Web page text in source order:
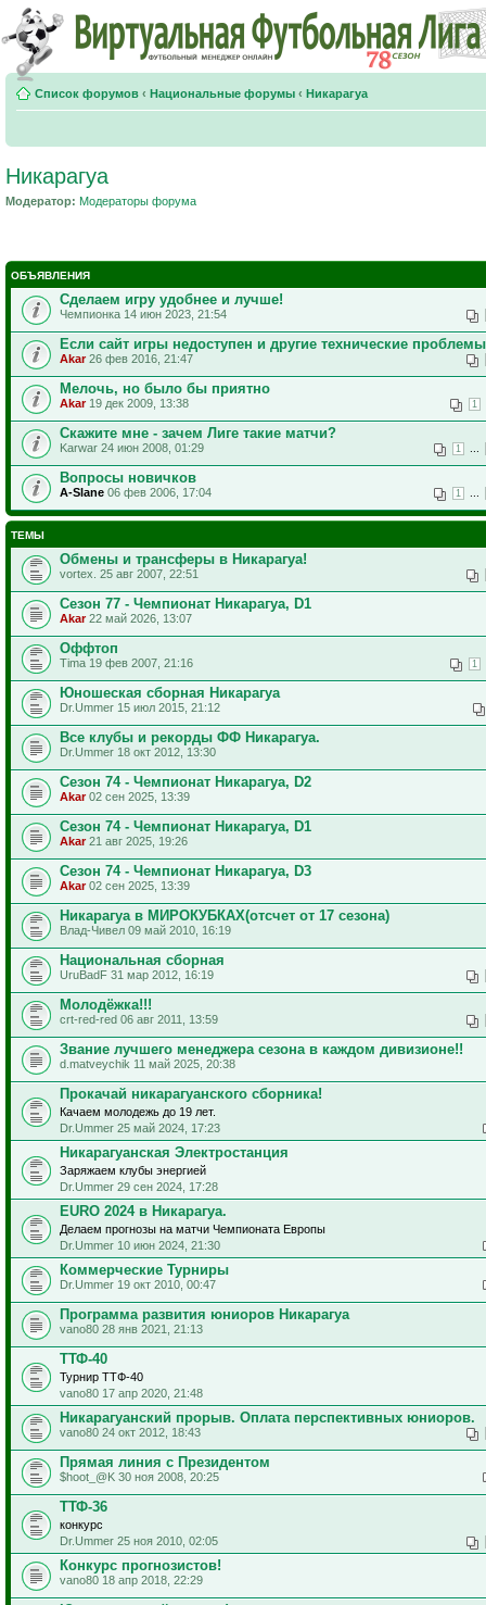
Список форумов ‹ Национальные форумы ‹ Никарагуа
Никарагуа
Модератор: Модераторы форума
ОБЪЯВЛЕНИЯ
Сделаем игру удобнее и лучше!
Чемпионка 14 июн 2023, 21:54
Если сайт игры недоступен и другие технические проблемы
Akar26 фев 2016, 21:47
Мелочь, но было бы приятно
1
Akar19 дек 2009, 13:38
Скажите мне - зачем Лиге такие матчи?
1
Karwar 24 июн 2008, 01:29
Вопросы новичков
1
A-Slane 06 фев 2006, 17:04
ТЕМЫ
Обмены и трансферы в Никарагуа!
vortex. 25 авг 2007, 22:51
Сезон 77 - Чемпионат Никарагуа, D1
Akar22 май 2026, 13:07
Оффтоп
1
Tima 19 фев 2007, 21:16
Юношеская сборная Никарагуа
Dr.Ummer 15 июл 2015, 21:12
Все клубы и рекорды ФФ Никарагуа.
Dr.Ummer 18 окт 2012, 13:30
Сезон 74 - Чемпионат Никарагуа, D2
Akar02 сен 2025, 13:39
Сезон 74 - Чемпионат Никарагуа, D1
Akar21 авг 2025, 19:26
Сезон 74 - Чемпионат Никарагуа, D3
Akar02 сен 2025, 13:39
Никарагуа в МИРОКУБКАХ(отсчет от 17 сезона)
Влад-Чивел 09 май 2010, 16:19
Национальная сборная
UruBadF 31 мар 2012, 16:19
Молодёжка!!!
crt-red-red 06 авг 2011, 13:59
Звание лучшего менеджера сезона в каждом дивизионе!!
d.matveychik 11 май 2025, 20:38
Прокачай никарагуанского сборника!
Качаем молодежь до 19 лет.
Dr.Ummer 25 май 2024, 17:23
Никарагуанская Электростанция
Заряжаем клубы энергией
Dr.Ummer 29 сен 2024, 17:28
EURO 2024 в Никарагуа.
Делаем прогнозы на матчи Чемпионата Европы
Dr.Ummer 10 июн 2024, 21:30
Коммерческие Турниры
Dr.Ummer 19 окт 2010, 00:47
Программа развития юниоров Никарагуа
vano80 28 янв 2021, 21:13
ТТФ-40
Турнир ТТФ-40
vano80 17 апр 2020, 21:48
Никарагуанский прорыв. Оплата перспективных юниоров.
vano80 24 окт 2012, 18:43
Прямая линия с Президентом
$hoot_@K 30 ноя 2008, 20:25
ТТФ-36
конкурс
Dr.Ummer 25 ноя 2010, 02:05
Конкурс прогнозистов!
vano80 18 апр 2018, 22:29